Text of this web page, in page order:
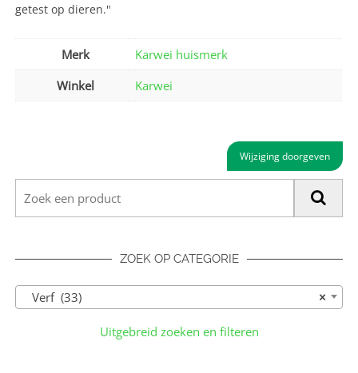
getest op dieren."
Merk
Karwei huismerk
Winkel
Karwei
Wijziging doorgeven
ZOEK OP CATEGORIE
×
Verf (33)
Uitgebreid zoeken en filteren